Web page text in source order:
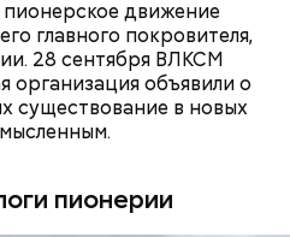
движение
главного покровителя,
28 сентября ВЛКСМ
организация объявили о
существование в новых
пионерии
и напитки, которые
токсины из организма
чем полезен кресс-салат